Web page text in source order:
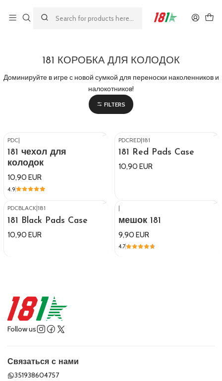
181 КОРОБКА ДЛЯ КОЛОДОК
Доминируйте в игре с новой сумкой для переноски наколенников и
налокотников!
FILTERS
PDC|
181 чехол для
колодок
10,90 EUR
4.9
PDCRED|181
181 Red Pads Case
10,90 EUR
PDCBLACK|181
181 Black Pads Case
10,90 EUR
|
мешок 181
9,90 EUR
4.7
Follow us
Связаться с нами
351938604757